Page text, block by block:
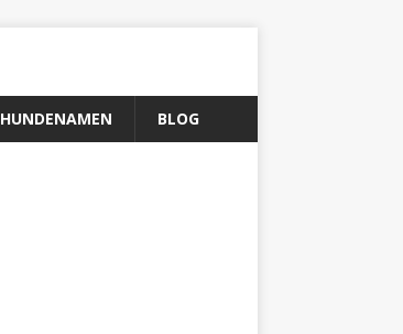
HUNDENAMEN BLOG